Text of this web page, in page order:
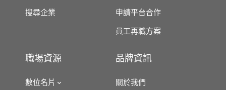
搜尋企業
申請平台合作
員工再職方案
職場資源
數位名片
品牌資訊
關於我們